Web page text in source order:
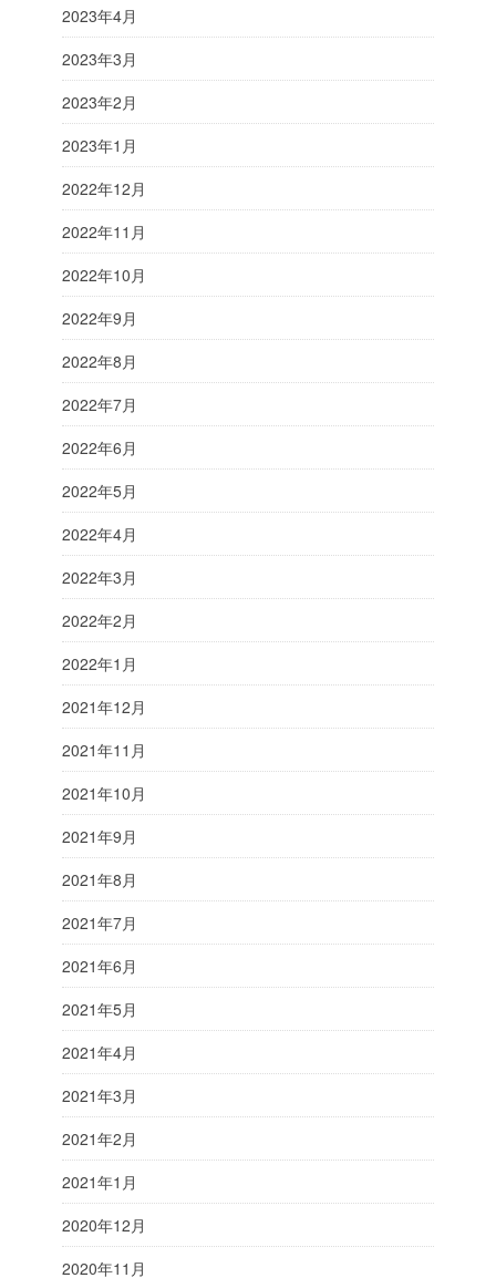
2023年4月
2023年3月
2023年2月
2023年1月
2022年12月
2022年11月
2022年10月
2022年9月
2022年8月
2022年7月
2022年6月
2022年5月
2022年4月
2022年3月
2022年2月
2022年1月
2021年12月
2021年11月
2021年10月
2021年9月
2021年8月
2021年7月
2021年6月
2021年5月
2021年4月
2021年3月
2021年2月
2021年1月
2020年12月
2020年11月